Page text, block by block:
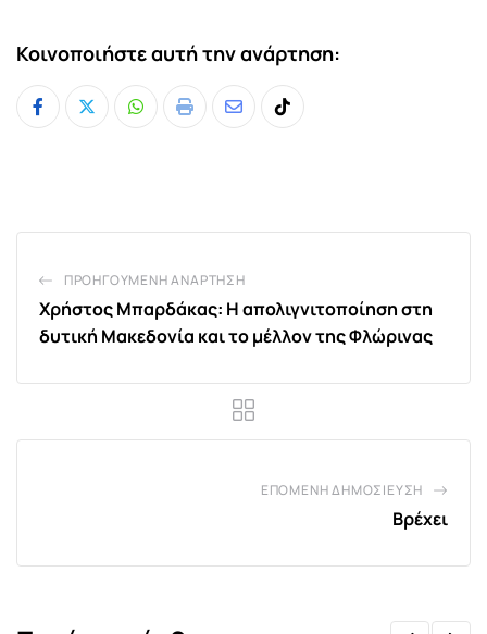
Κοινοποιήστε αυτή την ανάρτηση:
Whatsapp
Print
ShareTiktok
ΠΡΟΗΓΟΎΜΕΝΗ ΑΝΆΡΤΗΣΗ
Χρήστος Μπαρδάκας: Η απολιγνιτοποίηση στη
δυτική Μακεδονία και το μέλλον της Φλώρινας
ΕΠΌΜΕΝΗ ΔΗΜΟΣΊΕΥΣΗ
Βρέχει